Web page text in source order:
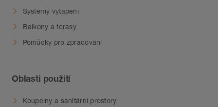
Systémy vytápění
Balkony a terasy
Pomůcky pro zpracování
Oblasti použití
Koupelny a sanitární prostory